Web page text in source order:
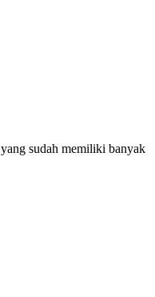
sudah memiliki banyak